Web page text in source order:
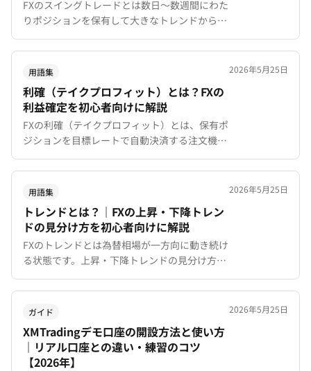
FXのスイングトレードとは数日〜数週間にわた
りポジションを保有して大きなトレンドから利
益を得る中期トレード手法です。特徴やメリッ
ト・デメリット、XMTradingのスワップフリー
口座での実践方法を初心者向けに解説。
用語集
利確（テイクプロフィット）とは？FXの
利益確定を初心者向けに解説
FXの利確（テイクプロフィット）とは、保有ポ
ジションを目標レートで自動決済する注文機能
です。設定方法、リスクリワード比の考え方、
XMTradingでの活用法を初心者向けに解説。
2026年5月25日
用語集
トレンドとは？｜FXの上昇・下降トレン
ドの見分け方を初心者向けに解説
FXのトレンドとは為替相場が一方向に動き続け
る状態です。上昇・下降トレンドの見分け方、
トレンドラインの正しい引き方、順張り手法の
基本を初心者向けにわかりやすく解説。
2026年5月25日
ガイド
XMTradingデモ口座の開設方法と使い方
｜リアル口座との違い・練習のコツ
【2026年】
2026年5月25日